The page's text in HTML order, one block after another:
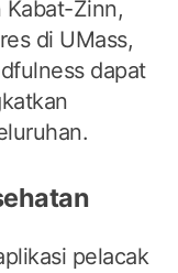
Kabat-Zinn,
di UMass,
dapat
pelacak